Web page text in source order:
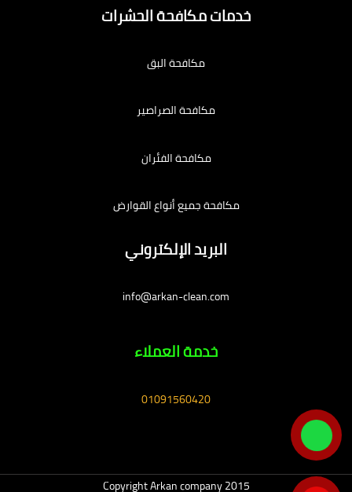
خدمات مكافحة الحشرات
مكافحة البق
مكافحة الصراصير
مكافحة الفئران
مكافحة جميع أنواع القوارض
البريد الإلكتروني
info@arkan-clean.com
خدمة العملاء
01091560420
Copyright Arkan company 2015